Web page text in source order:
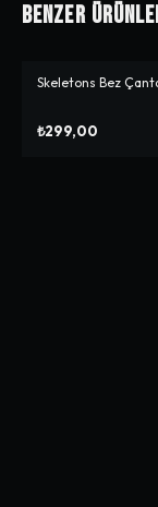
Benzer
Skeletons Bez
₺299,00